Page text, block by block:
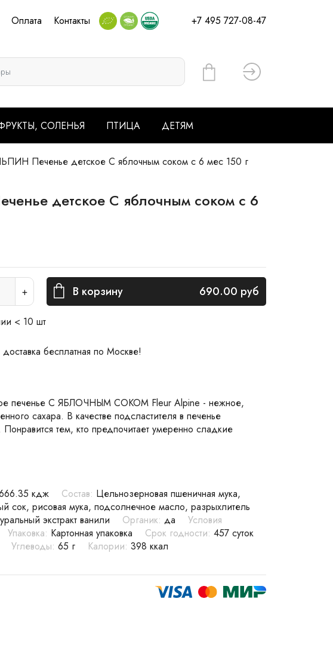
Оплата Контакты +7 495 727-08-47
Вход
СОЛЕНЬЯ ПТИЦА ДЕТЯМ
Печенье детское С яблочным соком с 6 мес 150 г
детское С яблочным соком с 6
В корзину 690.00 руб
< 10 шт
бесплатная по Москве!
печенье С ЯБЛОЧНЫМ СОКОМ Fleur Alpine - нежное,
сахара. В качестве подсластителя в печенье
Понравится тем, кто предпочитает умеренно сладкие
кдж Состав: Цельнозерновая пшеничная мука,
сок, рисовая мука, подсолнечное масло, разрыхлитель
экстракт ванили
Органик: да
Условия
Упаковка: Картонная упаковка Срок годности: 457 суток
Углеводы: 65 г Калории: 398 ккал